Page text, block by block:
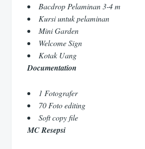
Bacdrop Pelaminan 3-4 m
Kursi untuk pelaminan
Mini Garden
Welcome Sign
Kotak Uang
Documentation
1 Fotografer
70 Foto editing
Soft copy file
MC Resepsi